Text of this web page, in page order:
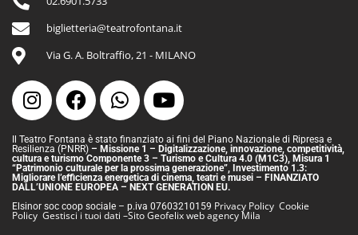
biglietteria@teatrofontana.it
Via G. A. Boltraffio, 21 - MILANO
Il Teatro Fontana è stato finanziato ai fini del Piano Nazionale di Ripresa e
Resilienza (PNRR) – Missione 1 – Digitalizzazione, innovazione, competitività,
cultura e turismo Componente 3 – Turismo e Cultura 4.0 (M1C3), Misura 1
“Patrimonio culturale per la prossima generazione”, Investimento 1.3:
Migliorare l’efficienza energetica di cinema, teatri e musei – FINANZIATO
DALL’UNIONE EUROPEA – NEXT GENERATION EU.
Elsinor soc coop sociale – p.iva 07603210159 Privacy Policy Cookie
Policy Gestisci i tuoi dati –SitoGeofelix web agency Mila